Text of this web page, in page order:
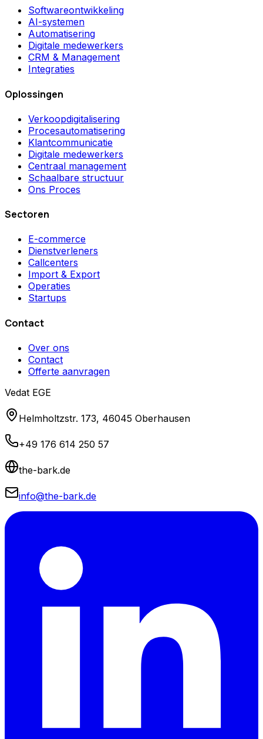
Softwareontwikkeling
AI-systemen
Automatisering
Digitale medewerkers
CRM & Management
Integraties
Oplossingen
Verkoopdigitalisering
Procesautomatisering
Klantcommunicatie
Digitale medewerkers
Centraal management
Schaalbare structuur
Ons Proces
Sectoren
E-commerce
Dienstverleners
Callcenters
Import & Export
Operaties
Startups
Contact
Over ons
Contact
Offerte aanvragen
Vedat EGE
Helmholtzstr. 173, 46045 Oberhausen
+49 176 614 250 57
the-bark.de
info@the-bark.de